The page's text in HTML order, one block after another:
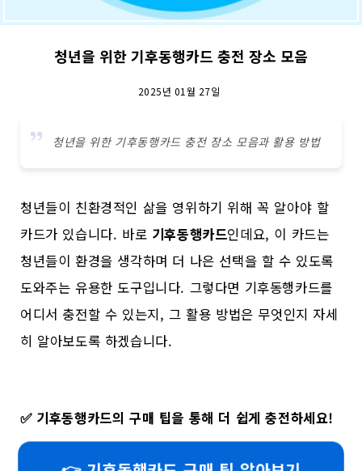
청년을 위한 기후동행카드 충전 장소 모음
2025년 01월 27일
청년을 위한 기후동행카드 충전 장소 모음과 활용 방법
청년들이 친환경적인 삶을 영위하기 위해 꼭 알아야 할
카드가 있습니다. 바로 기후동행카드인데요, 이 카드는
청년들이 환경을 생각하며 더 나은 선택을 할 수 있도록
도와주는 유용한 도구입니다. 그렇다면 기후동행카드를
어디서 충전할 수 있는지, 그 활용 방법은 무엇인지 자세
히 알아보도록 하겠습니다.
✅ 기후동행카드의 구매 팁을 통해 더 쉽게 충전하세요!